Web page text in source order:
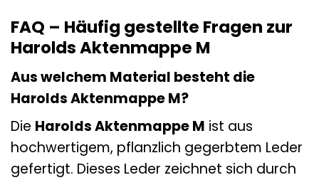
FAQ – Häufig gestellte Fragen zur
Harolds Aktenmappe M
Aus welchem Material besteht die
Harolds Aktenmappe M?
Die Harolds Aktenmappe M ist aus
hochwertigem, pflanzlich gegerbtem Leder
gefertigt. Dieses Leder zeichnet sich durch